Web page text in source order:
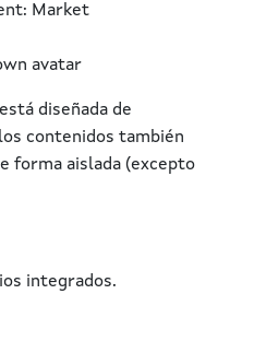
Market
avatar
diseñada de
contenidos también
forma aislada (excepto
integrados.